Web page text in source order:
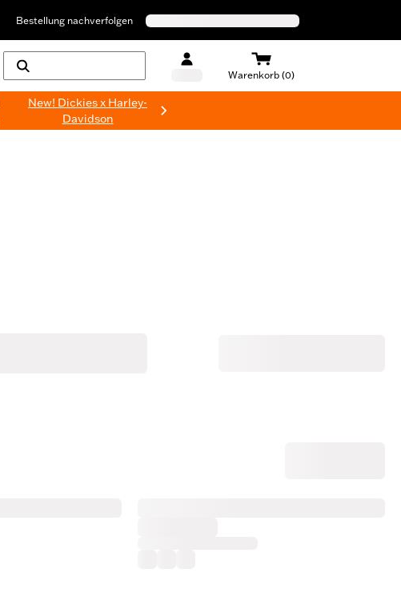
Bestellung nachverfolgen
Warenkorb (0)
New! Dickies x Harley-
Davidson